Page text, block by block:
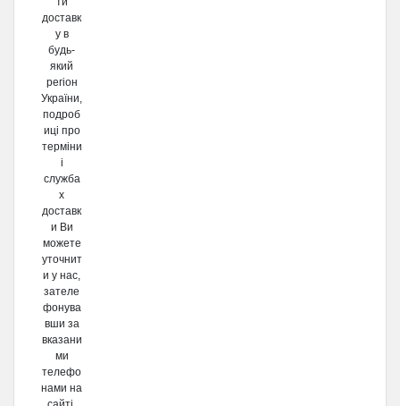
доставк
у в
будь-
який
регіон
України,
подроб
иці про
терміни
і
служба
х
доставк
и Ви
можете
уточнит
и у нас,
зателе
фонува
вши за
вказани
ми
телефо
нами на